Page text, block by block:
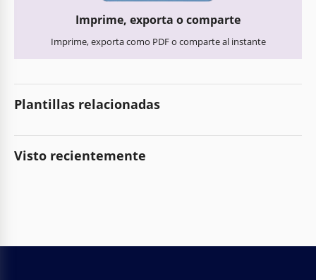
Imprime, exporta o comparte
Imprime, exporta como PDF o comparte al instante
Plantillas relacionadas
Visto recientemente